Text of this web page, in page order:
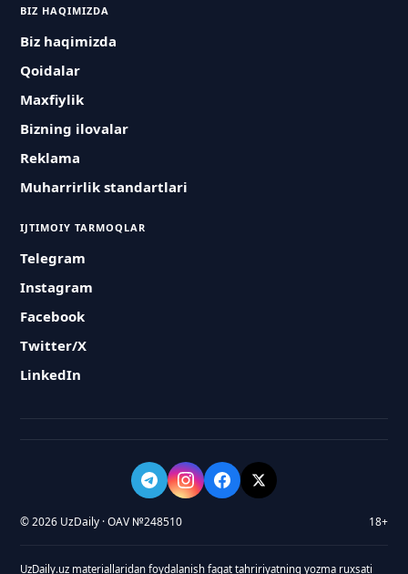
BIZ HAQIMIZDA
Biz haqimizda
Qoidalar
Maxfiylik
Bizning ilovalar
Reklama
Muharrirlik standartlari
IJTIMOIY TARMOQLAR
Telegram
Instagram
Facebook
Twitter/X
LinkedIn
© 2026 UzDaily · OAV №248510 18+
UzDaily.uz materiallaridan foydalanish faqat tahririyatning yozma ruxsati